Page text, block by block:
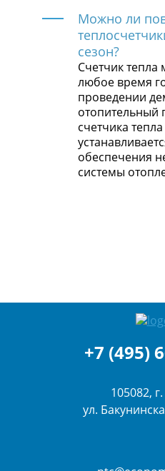
Можно ли
сезон?
Счетчик
любое время
проведении
отопительный
счетчика
обеспечения
системы
+7 (495)
105082,
ул.